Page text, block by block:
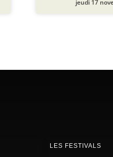
jeudi 17
LES FESTIVALS